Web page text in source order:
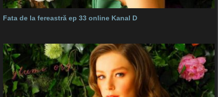
Fata de la fereastră ep 33 online Kanal D